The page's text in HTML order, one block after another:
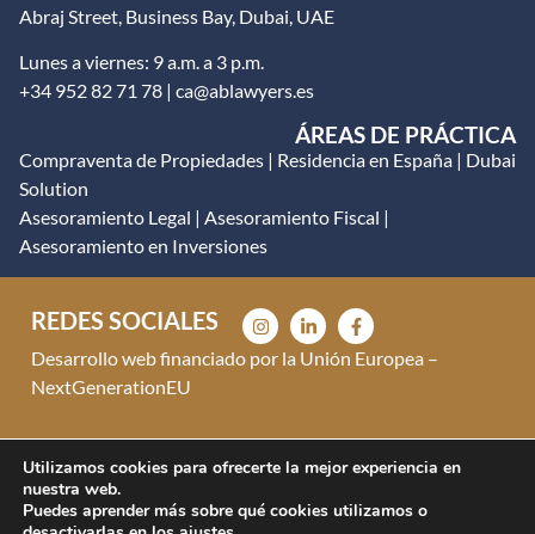
Abraj Street, Business Bay, Dubai, UAE
Lunes a viernes: 9 a.m. a 3 p.m.
+34 952 82 71 78 | ca@ablawyers.es
ÁREAS DE PRÁCTICA
Compraventa de Propiedades | Residencia en España | Dubai
Solution
Asesoramiento Legal | Asesoramiento Fiscal |
Asesoramiento en Inversiones
REDES SOCIALES
Desarrollo web financiado por la Unión Europea –
NextGenerationEU
Aviso Legal Política de Privacidad Política de Cookies
Utilizamos cookies para ofrecerte la mejor experiencia en
nuestra web.
Puedes aprender más sobre qué cookies utilizamos o